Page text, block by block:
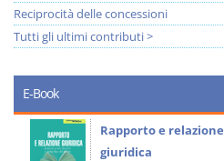
Reciprocità delle concessioni
Tutti gli ultimi contributi >
E-Book
Rapporto e relazione
giuridica